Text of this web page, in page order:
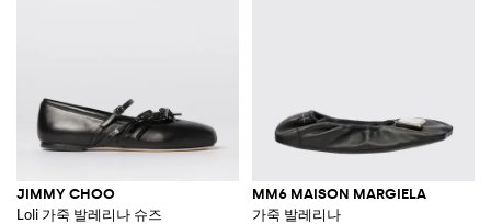
JIMMY CHOO
Loli 가죽 발레리나 슈즈
MM6 MAISON MARGIELA
가죽 발레리나